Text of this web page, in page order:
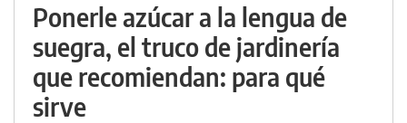
Ponerle azúcar a la lengua de
suegra, el truco de jardinería
que recomiendan: para qué
sirve